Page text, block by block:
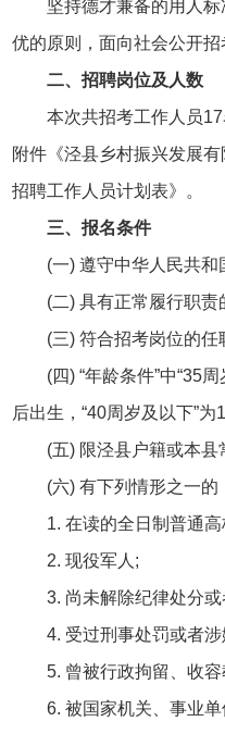
坚持德才兼备的用人
优的原则，面向社会公开招
二、招聘岗位及人数
本次共招考工作人员
附件《泾县乡村振兴发展
招聘工作人员计划表》。
三、报名条件
(一) 遵守中华人民共
(二) 具有正常履行职责
(三) 符合招考岗位的任
(四) “年龄条件”中“35
后出生，“40周岁及以下”
(五) 限泾县户籍或本县
(六) 有下列情形之一的
1. 在读的全日制普通
2. 现役军人;
3. 尚未解除纪律处分
4. 受过刑事处罚或者
5. 曾被行政拘留、收
6. 被国家机关、事业